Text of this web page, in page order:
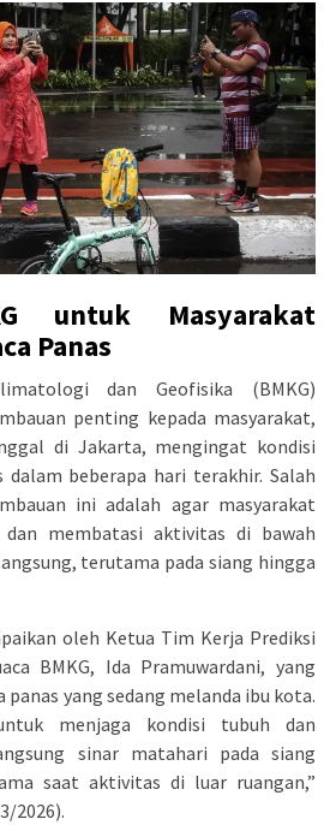
untuk Masyarakat
Panas
dan Geofisika (BMKG)
penting kepada masyarakat,
di Jakarta, mengingat kondisi
dalam beberapa hari terakhir. Salah
ini adalah agar masyarakat
membatasi aktivitas di bawah
terutama pada siang hingga
oleh Ketua Tim Kerja Prediksi
BMKG, Ida Pramuwardani, yang
panas yang sedang melanda ibu kota.
menjaga kondisi tubuh dan
sinar matahari pada siang
saat aktivitas di luar ruangan,”
2026).